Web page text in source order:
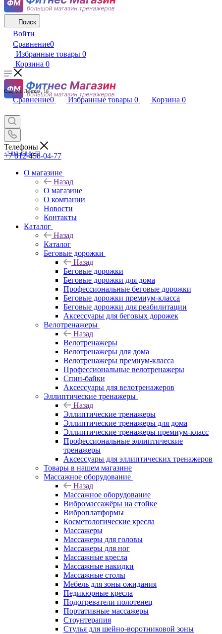
Поиск
Войти
Сравнение0
Избранные товары 0
Корзина 0
Спб, Ул. Ленская, 18
Сравнение0 Избранные товары 0 Корзина 0
+7 812-458-04-77
Телефоны
+7 812-458-04-77
О магазине
Назад
О магазине
О компании
Новости
Контакты
Каталог
Назад
Каталог
Беговые дорожки
Назад
Беговые дорожки
Беговые дорожки для дома
Профессиональные беговые дорожки
Беговые дорожки премиум-класса
Беговые дорожки для реабилитации
Аксессуары для беговых дорожек
Велотренажеры
Назад
Велотренажеры
Велотренажеры для дома
Велотренажеры премиум-класса
Профессиональные велотренажеры
Спин-байки
Аксессуары для велотренажеров
Эллиптические тренажеры
Назад
Эллиптические тренажеры
Эллиптические тренажеры для дома
Эллиптические тренажеры премиум-класс
Профессиональные эллиптические
тренажеры
Аксессуары для эллиптических тренажеров
Товары в нашем магазине
Массажное оборудование
Назад
Массажное оборудование
Вибромассажёры на стойке
Виброплатформы
Косметологические кресла
Массажеры
Массажеры для головы
Массажеры для ног
Массажные кресла
Массажные накидки
Массажные столы
Мебель для зоны ожидания
Педикюрные кресла
Подогреватели полотенец
Портативные массажеры
Стоунтерапия
Стулья для шейно-воротниковой зоны